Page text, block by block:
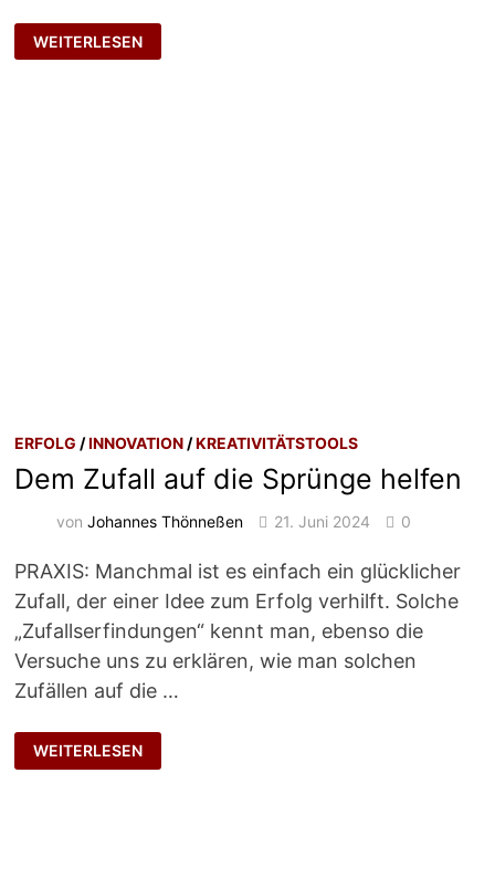
GEBORGTES
GENIE
WEITERLESEN
ERFOLG /INNOVATION /KREATIVITÄTSTOOLS
Dem Zufall auf die Sprünge helfen
vonJohannes Thönneßen 21. Juni 2024 0
PRAXIS: Manchmal ist es einfach ein glücklicher
Zufall, der einer Idee zum Erfolg verhilft. Solche
„Zufallserfindungen“ kennt man, ebenso die
Versuche uns zu erklären, wie man solchen
Zufällen auf die …
DEM
ZUFALL
AUF
WEITERLESEN